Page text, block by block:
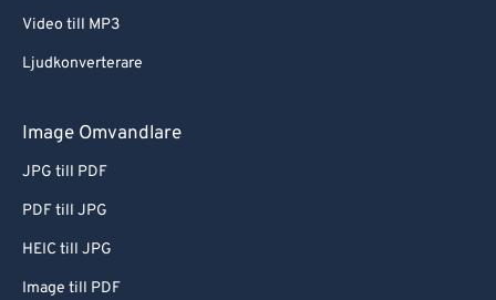
Video till MP3
Ljudkonverterare
Image Omvandlare
JPG till PDF
PDF till JPG
HEIC till JPG
Image till PDF